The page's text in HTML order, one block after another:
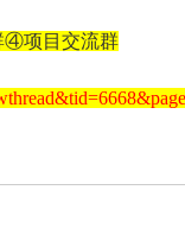
项目交流群